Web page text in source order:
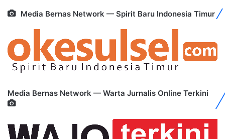
Media Bernas Network — Spirit Baru Indonesia Timur
Media Bernas Network — Warta Jurnalis Online Terkini